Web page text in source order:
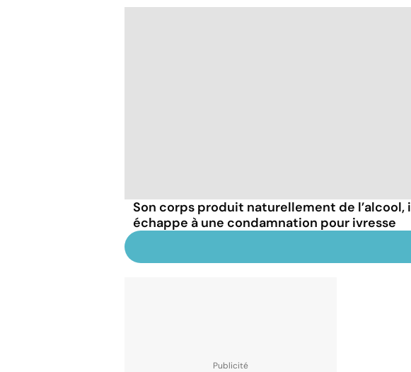
Son corps produit naturellement de l’alcool,
échappe à une condamnation pour ivresse